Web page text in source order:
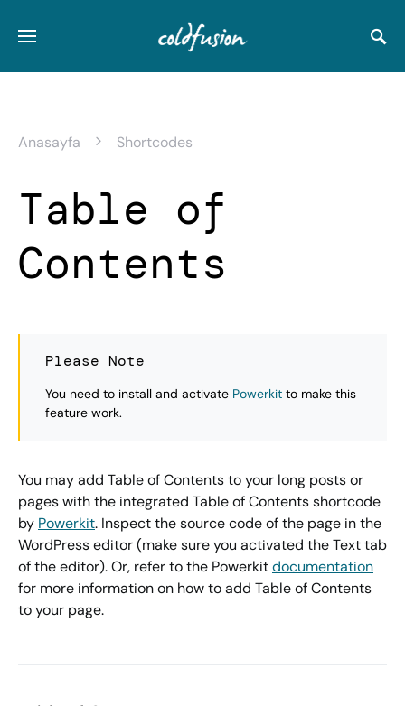
Anasayfa Shortcodes
Table of
Contents
Please Note
You need to install and activate Powerkit to make this
feature work.
You may add Table of Contents to your long posts or
pages with the integrated Table of Contents shortcode
by Powerkit. Inspect the source code of the page in the
WordPress editor (make sure you activated the Text tab
of the editor). Or, refer to the Powerkitdocumentation
for more information on how to add Table of Contents
to your page.